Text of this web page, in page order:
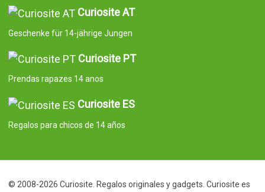
Curiosite AT
Geschenke für 14-jährige Jungen
Curiosite PT
Prendas rapazes 14 anos
Curiosite ES
Regalos para chicos de 14 años
© 2008-2026 Curiosite. Regalos originales y gadgets. Curiosite es